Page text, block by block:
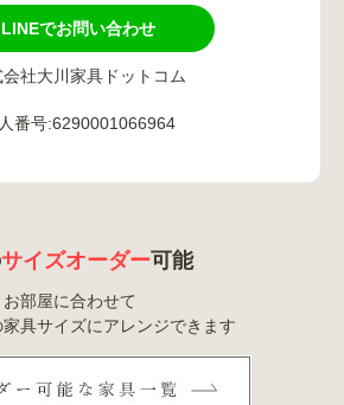
LINEでお問い合わせ
社大川家具ドットコム
番号:6290001066964
サイズオーダー可能
お部屋に合わせて
家具サイズにアレンジできます